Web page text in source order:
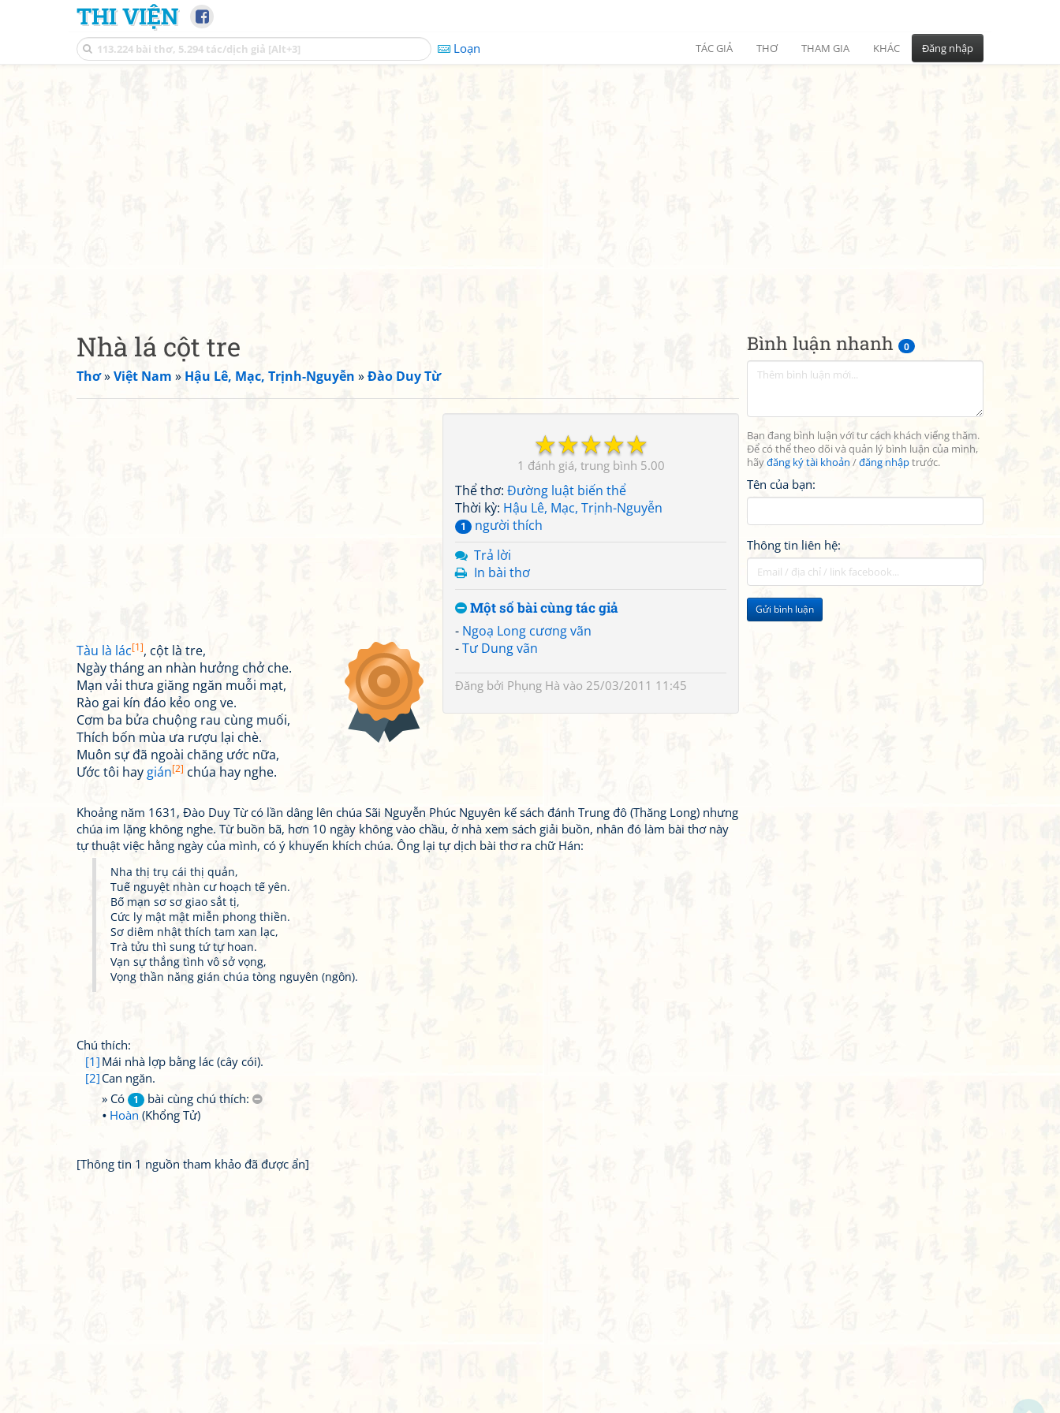
THI VIỆN
Loạn TÁC GIẢ THƠ THAM GIA KHÁC Đăng nhập
Bình luận nhanh 0
Bạn đang bình luận với tư cách khách viếng thăm.
Để có thể theo dõi và quản lý bình luận của mình,
hãyđăng ký tài khoản /đăng nhậptrước.
Tên của bạn:
Thông tin liên hệ:
Gửi bình luận
Nhà lá cột tre
Thơ»Việt Nam » Hậu Lê, Mạc, Trịnh-Nguyễn »Đào Duy Từ
☆
☆
☆
☆
☆
1 5.00
Thể thơ: Đường luật biến thể
Thời kỳ: Hậu Lê, Mạc, Trịnh-Nguyễn
1
người thích
Trả lời
In bài thơ
Một số bài cùng tác giả
- Ngoạ Long cương vãn
-Tư Dung vãn
Đăng bởi Phụng Hà vào 25/03/2011 11:45
Tàu là lác[1], cột là tre,
Ngày tháng an nhàn hưởng chở che.
Mạn vải thưa giăng ngăn muỗi mạt,
Rào gai kín đáo kẻo ong ve.
Cơm ba bửa chuộng rau cùng muối,
Thích bốn mùa ưa rượu lại chè.
Muôn sự đã ngoài chăng ước nữa,
Ước tôi hay gián[2] chúa hay nghe.
Khoảng năm 1631, Đào Duy Từ có lần dâng lên chúa Sãi Nguyễn Phúc Nguyên kế sách đánh Trung đô (Thăng Long) nhưng
chúa im lặng không nghe. Từ buồn bã, hơn 10 ngày không vào chầu, ở nhà xem sách giải buồn, nhân đó làm bài thơ này
tự thuật việc hằng ngày của mình, có ý khuyến khích chúa. Ông lại tự dịch bài thơ ra chữ Hán:
Nha thị trụ cái thị quản,
Tuế nguyệt nhàn cư hoạch tế yên.
Bố mạn sơ sơ giao sắt tị,
Cức ly mật mật miễn phong thiền.
Sơ diêm nhật thích tam xan lạc,
Trà tửu thì sung tứ tự hoan.
Vạn sự thắng tình vô sở vọng,
Vọng thần năng gián chúa tòng nguyên (ngôn).
Chú thích:
[1] Mái nhà lợp bằng lác (cây cói).
[2] Can ngăn.
» Có
1
bài cùng chú thích:
Hoàn (Khổng Tử)
[Thông tin 1 nguồn tham khảo đã được ẩn]